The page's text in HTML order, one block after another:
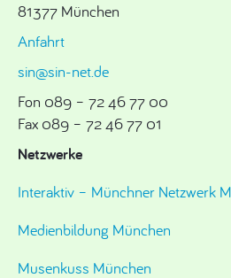
81377 München
Anfahrt
sin@sin-net.de
Fon 089 – 72 46 77 00
Fax 089 – 72 46 77 01
Netzwerke
Interaktiv – Münchner Netzwerk
Medienbildung München
Musenkuss München